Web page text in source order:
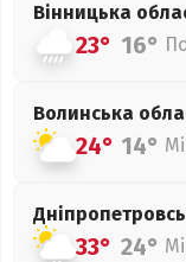
Вінницька
23° 16°
Волинська
24° 14°
33° 24°